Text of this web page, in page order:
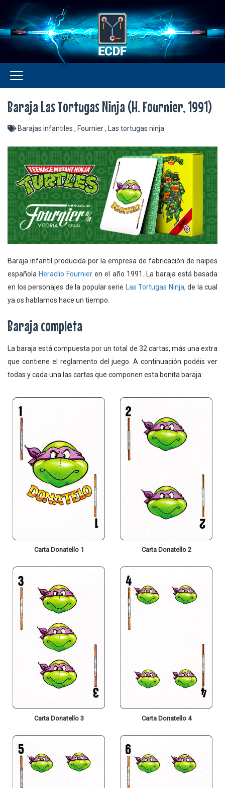
Baraja Las Tortugas Ninja (H. Fournier, 1991)
Barajas infantiles , Fournier, Las tortugas ninja
Baraja infantil producida por la empresa de fabricación de naipes
españolaHeraclio Fournier en el año 1991. La baraja está basada
en los personajes de la popular serie Las Tortugas Ninja, de la cual
ya os hablamos hace un tiempo.
Baraja completa
La baraja está compuesta por un total de 32 cartas, más una extra
que contiene el reglamento del juego. A continuación podéis ver
todas y cada una las cartas que componen esta bonita baraja:
Carta Donatello 1 Carta Donatello 2
Carta Donatello 3 Carta Donatello 4